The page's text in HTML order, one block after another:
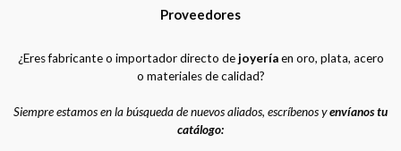
Proveedores
¿Eres fabricante o importador directo dejoyeríaen oro, plata, acero
o materiales de calidad?
Siempre estamos en la búsqueda de nuevos aliados, escríbenos yenvíanos tu
catálogo: